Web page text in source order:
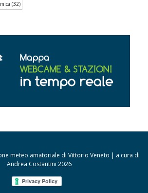
(32)
meteo amatoriale di Vittorio Veneto | a cura di
Andrea Costantini 2026